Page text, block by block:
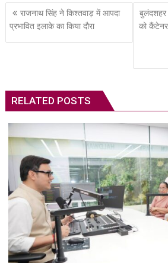
Post
navigation
राजनाथ सिंह ने किश्तवाड़ में आपदा
प्रभावित इलाके का किया दौरा
बुलंदशहर
को
RELATED POSTS